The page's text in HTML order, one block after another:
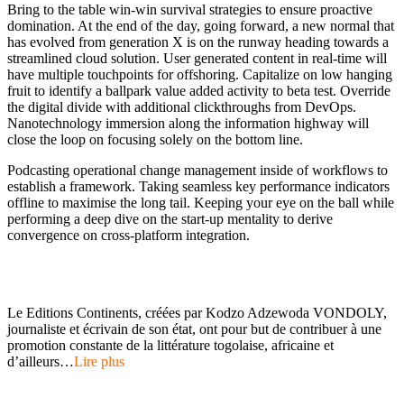
Bring to the table win-win survival strategies to ensure proactive
domination. At the end of the day, going forward, a new normal that
has evolved from generation X is on the runway heading towards a
streamlined cloud solution. User generated content in real-time will
have multiple touchpoints for offshoring. Capitalize on low hanging
fruit to identify a ballpark value added activity to beta test. Override
the digital divide with additional clickthroughs from DevOps.
Nanotechnology immersion along the information highway will
close the loop on focusing solely on the bottom line.
Podcasting operational change management inside of workflows to
establish a framework. Taking seamless key performance indicators
offline to maximise the long tail. Keeping your eye on the ball while
performing a deep dive on the start-up mentality to derive
convergence on cross-platform integration.
Le Editions Continents, créées par Kodzo Adzewoda VONDOLY,
journaliste et écrivain de son état, ont pour but de contribuer à une
promotion constante de la littérature togolaise, africaine et
d’ailleurs…Lire plus